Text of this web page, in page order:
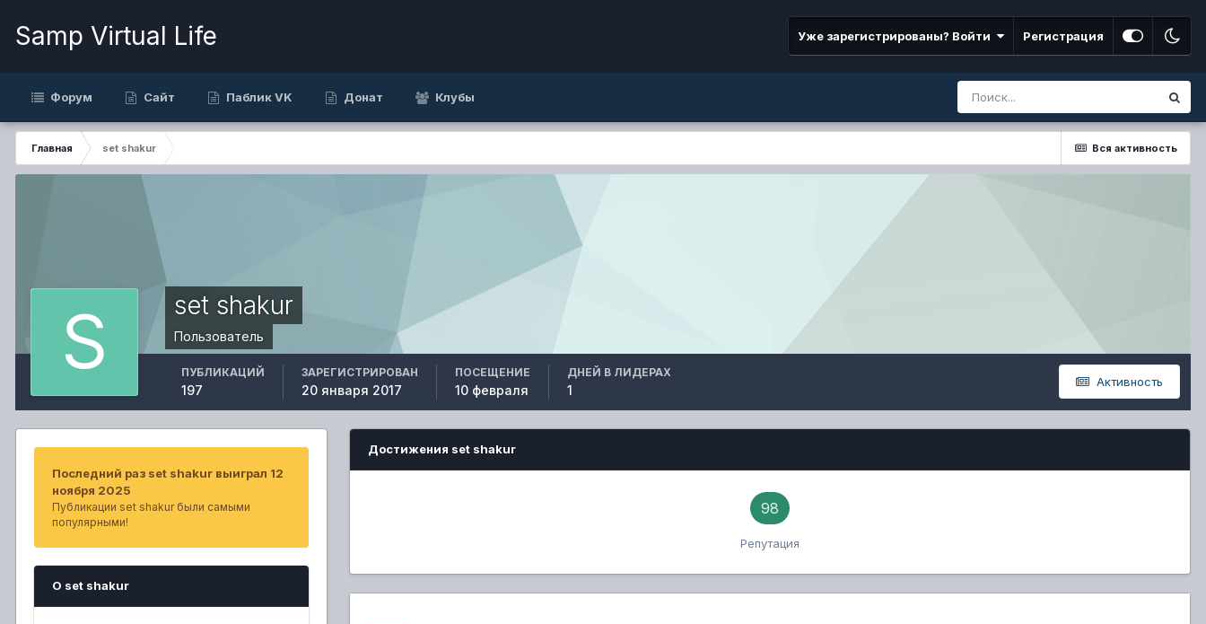
Samp Virtual Life Уже зарегистрированы? Войти Регистрация
Форум Сайт Паблик VK Донат Клубы
Вся активность
Главная set shakur
set shakur
Пользователь
Активность
ПУБЛИКАЦИЙ
197
ЗАРЕГИСТРИРОВАН
20 января 2017
ПОСЕЩЕНИЕ
10 февраля
ДНЕЙ В ЛИДЕРАХ
1
Последний раз set shakur выиграл 12
ноября 2025
Публикации set shakur были самыми
популярными!
О set shakur
Достижения set shakur
98
Репутация